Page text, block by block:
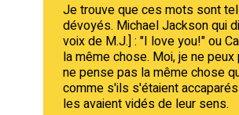
Je trouve que ces mots sont
dévoyés. Michael Jackson qui
voix de M.J.] : "I love you!" ou
la même chose. Moi, je ne
ne pense pas la même chose
comme s'ils s'étaient
les avaient vidés de leur sens.